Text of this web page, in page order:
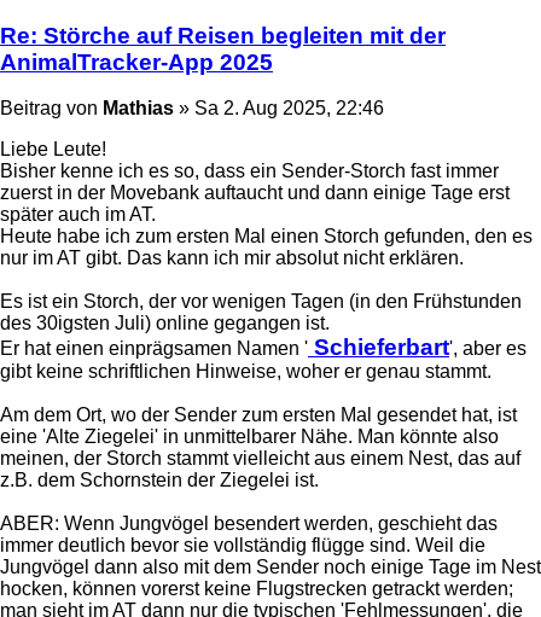
Re: Störche auf Reisen begleiten mit der
AnimalTracker-App 2025
Beitrag von Mathias » Sa 2. Aug 2025, 22:46
Liebe Leute!
Bisher kenne ich es so, dass ein Sender-Storch fast immer
zuerst in der Movebank auftaucht und dann einige Tage erst
später auch im AT.
Heute habe ich zum ersten Mal einen Storch gefunden, den es
nur im AT gibt. Das kann ich mir absolut nicht erklären.
Es ist ein Storch, der vor wenigen Tagen (in den Frühstunden
des 30igsten Juli) online gegangen ist.
Er hat einen einprägsamen Namen ' Schieferbart', aber es
gibt keine schriftlichen Hinweise, woher er genau stammt.
Am dem Ort, wo der Sender zum ersten Mal gesendet hat, ist
eine 'Alte Ziegelei' in unmittelbarer Nähe. Man könnte also
meinen, der Storch stammt vielleicht aus einem Nest, das auf
z.B. dem Schornstein der Ziegelei ist.
ABER: Wenn Jungvögel besendert werden, geschieht das
immer deutlich bevor sie vollständig flügge sind. Weil die
Jungvögel dann also mit dem Sender noch einige Tage im Nest
hocken, können vorerst keine Flugstrecken getrackt werden;
man sieht im AT dann nur die typischen 'Fehlmessungen', die